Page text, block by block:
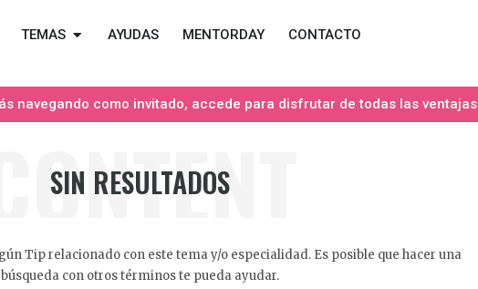
TEMAS AYUDAS MENTORDAY CONTACTO
navegando como invitado, accede para disfrutar de todas las ventajas
CONTENT
SIN RESULTADOS
Tip relacionado con este tema y/o especialidad. Es posible que hacer una
búsqueda con otros términos te pueda ayudar.